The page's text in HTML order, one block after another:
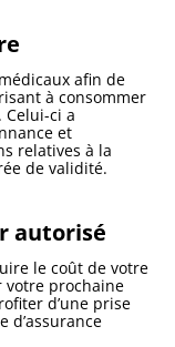
afin de
à consommer
ci a
et
relatives à la
de validité.
autorisé
le coût de votre
votre prochaine
d’une prise
d’assurance